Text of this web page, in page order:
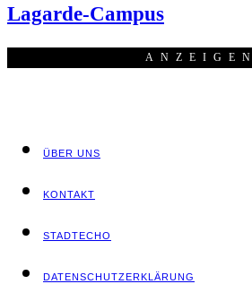
Lagarde-Campus
ANZEI­GEN
ÜBER UNS
KON­TAKT
STADT­ECHO
DATEN­SCHUTZ­ER­KLÄ­RUNG